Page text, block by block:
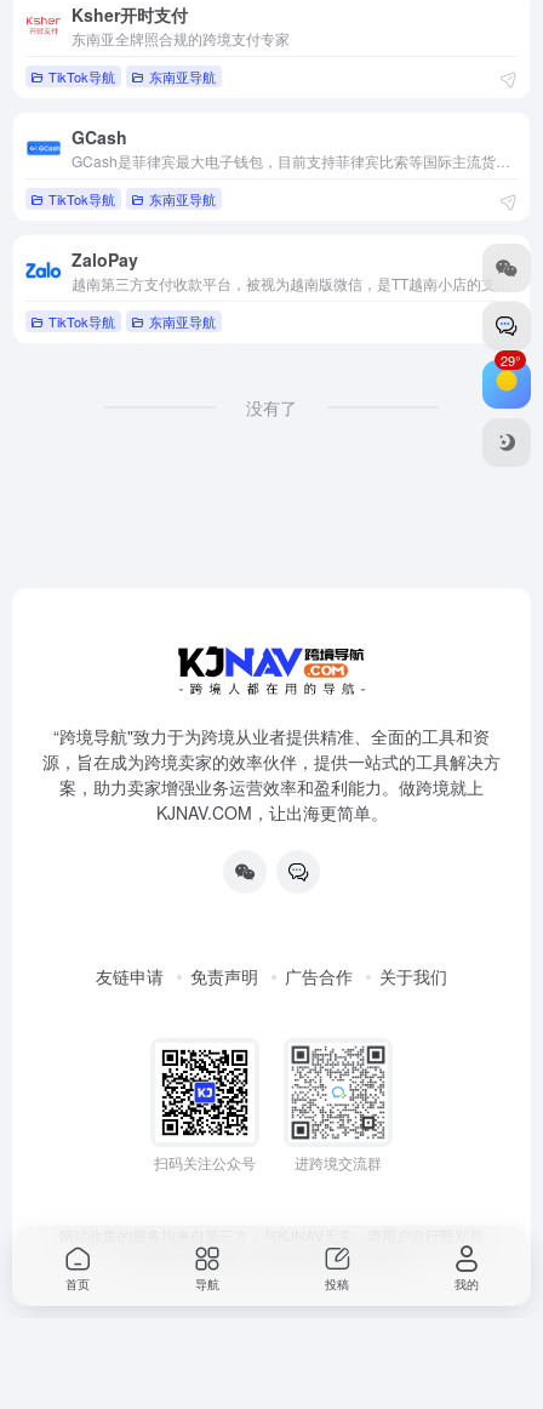
Ksher开时支付
东南亚全牌照合规的跨境支付专家
TikTok导航 东南亚导航
GCash
TikTok导航 东南亚导航
ZaloPay
越南第三方支付收款平台，被视为越南版微信，是TT越南小店的支付方式之一
TikTok导航 东南亚导航
没有了
“跨境导航"致力于为跨境从业者提供精准、全面的工具和资
源，旨在成为跨境卖家的效率伙伴，提供一站式的工具解决方
案，助力卖家增强业务运营效率和盈利能力。做跨境就上
KJNAV.COM，让出海更简单。
友链申请 免责声明 广告合作 关于我们
扫码关注公众号 进跨境交流群
量，避免上当受骗！
闽ICP备2024047252号-2
29°
首页 导航 投稿 我的